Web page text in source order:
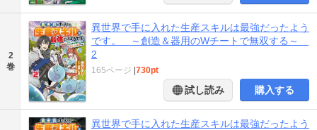
2
巻
異世界で手に入れた生産スキルは最強だったよう
です。 ～創造＆器用のWチートで無双する～
2
165ページ |730pt
試し読み 購入する
異世界で手に入れた生産スキルは最強だったよう